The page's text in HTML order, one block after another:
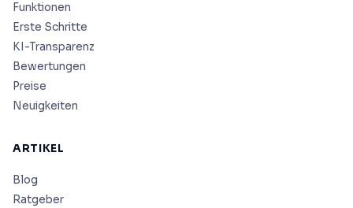
Funktionen
Erste Schritte
KI-Transparenz
Bewertungen
Preise
Neuigkeiten
ARTIKEL
Blog
Ratgeber